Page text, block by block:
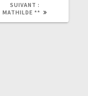
SUIVANT :
MATHILDE **